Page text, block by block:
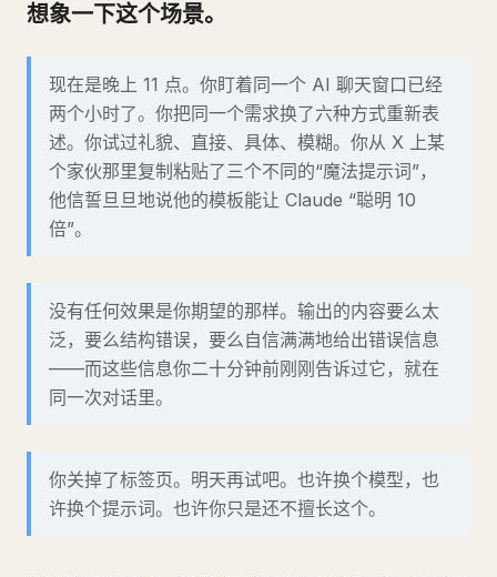
想象一下这个场景。
现在是晚上 11 点。你盯着同一个 AI 聊天窗口已经
两个小时了。你把同一个需求换了六种方式重新表
述。你试过礼貌、直接、具体、模糊。你从 X 上某
个家伙那里复制粘贴了三个不同的“魔法提示词”，
他信誓旦旦地说他的模板能让 Claude “聪明 10
倍”。
没有任何效果是你期望的那样。输出的内容要么太
泛，要么结构错误，要么自信满满地给出错误信息
——而这些信息你二十分钟前刚刚告诉过它，就在
同一次对话里。
你关掉了标签页。明天再试吧。也许换个模型，也
许换个提示词。也许你只是还不擅长这个。